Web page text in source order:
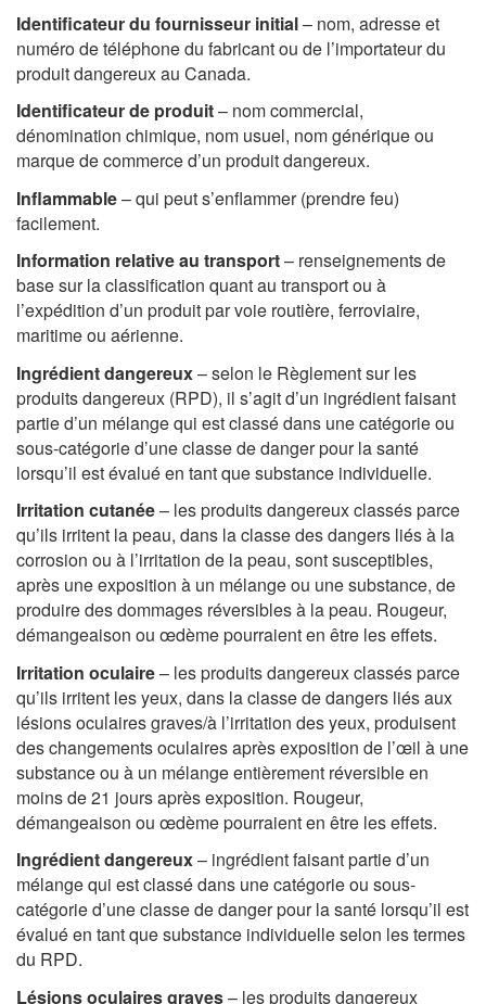
Identificateur du fournisseur initial– nom, adresse et
numéro de téléphone du fabricant ou de l’importateur du
produit dangereux au Canada.
Identificateur de produit– nom commercial,
dénomination chimique, nom usuel, nom générique ou
marque de commerce d’un produit dangereux.
Inflammable– qui peut s’enflammer (prendre feu)
facilement.
Information relative au transport– renseignements de
base sur la classification quant au transport ou à
l’expédition d’un produit par voie routière, ferroviaire,
maritime ou aérienne.
Ingrédient dangereux– selon le Règlement sur les
produits dangereux (RPD), il s’agit d’un ingrédient faisant
partie d’un mélange qui est classé dans une catégorie ou
sous-catégorie d’une classe de danger pour la santé
lorsqu’il est évalué en tant que substance individuelle.
Irritation cutanée– les produits dangereux classés parce
qu’ils irritent la peau, dans la classe des dangers liés à la
corrosion ou à l’irritation de la peau, sont susceptibles,
après une exposition à un mélange ou une substance, de
produire des dommages réversibles à la peau. Rougeur,
démangeaison ou œdème pourraient en être les effets.
Irritation oculaire– les produits dangereux classés parce
qu’ils irritent les yeux, dans la classe de dangers liés aux
lésions oculaires graves/à l’irritation des yeux, produisent
des changements oculaires après exposition de l’œil à une
substance ou à un mélange entièrement réversible en
moins de 21 jours après exposition. Rougeur,
démangeaison ou œdème pourraient en être les effets.
Ingrédient dangereux– ingrédient faisant partie d’un
mélange qui est classé dans une catégorie ou sous-
catégorie d’une classe de danger pour la santé lorsqu’il est
évalué en tant que substance individuelle selon les termes
du RPD.
Lésions oculaires graves– les produits dangereux